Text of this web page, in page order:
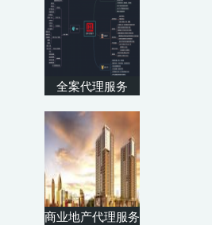
全案代理服务
商业地产代理服务